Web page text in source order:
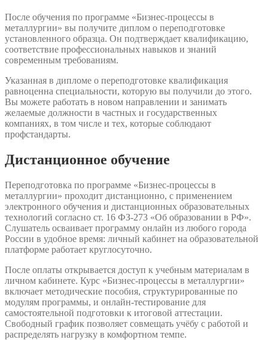
После обучения по программе «Бизнес-процессы в
металлургии» вы получите диплом о переподготовке
установленного образца. Он подтверждает квалификацию,
соответствие профессиональных навыков и знаний
современным требованиям.
Указанная в дипломе о переподготовке квалификация
равноценна специальности, которую вы получили до этого.
Вы можете работать в новом направлении и занимать
желаемые должности в частных и государственных
компаниях, в том числе и тех, которые соблюдают
профстандарты.
Дистанционное обучение
Переподготовка по программе «Бизнес-процессы в
металлургии» проходит дистанционно, с применением
электронного обучения и дистанционных образовательных
технологий согласно ст. 16 ФЗ-273 «Об образовании в РФ».
Слушатель осваивает программу онлайн из любого города
России в удобное время: личный кабинет на образовательной
платформе работает круглосуточно.
После оплаты открывается доступ к учебным материалам в
личном кабинете. Курс «Бизнес-процессы в металлургии»
включает методические пособия, структурированные по
модулям программы, и онлайн-тестирование для
самостоятельной подготовки к итоговой аттестации.
Свободный график позволяет совмещать учёбу с работой и
распределять нагрузку в комфортном темпе.